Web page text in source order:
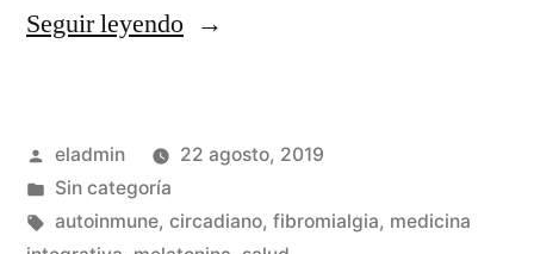
Seguir leyendo«Medicina
ritmos
circadianos»
Publicado
por
eladmin
22 agosto, 2019
Publicado
en
Sin categoría
Etiquetas:
autoinmune, circadiano, fibromialgia, medicina